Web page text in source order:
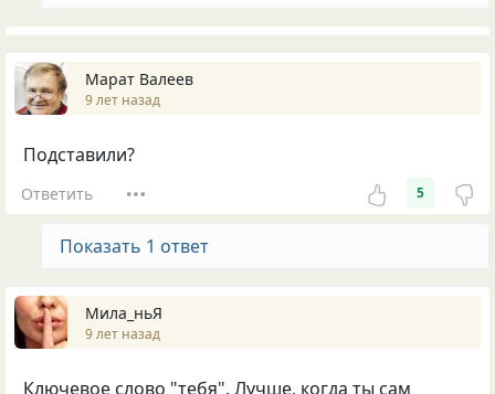
Марат Валеев
9 лет назад
Подставили?
Ответить 5
Показать 1 ответ
Мила_ньЯ
9 лет назад
Ключевое слово "тебя". Лучше, когда ты сам